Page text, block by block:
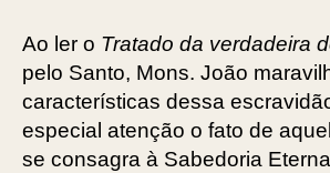
Ao ler o Tratado da verdadeira
pelo Santo, Mons. João
características dessa
especial atenção o fato de
se consagra à Sabedoria